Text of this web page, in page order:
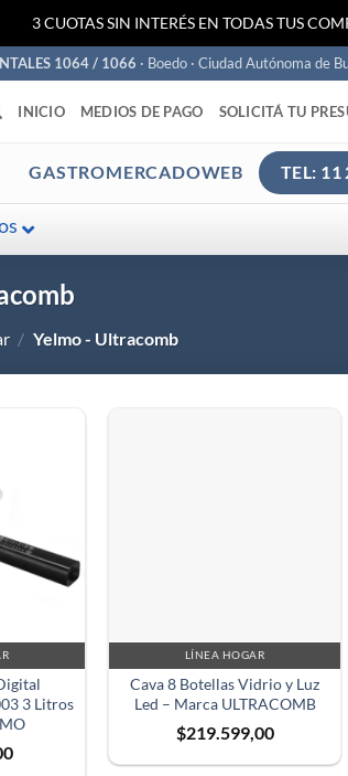
3 CUOTAS SIN INTERÉS EN TODAS TUS
1064 / 1066 · Boedo · Ciudad Autónoma de
INICIO MEDIOS DE PAGO SOLICITÁ TU
GASTROMERCADOWEB TEL:
/ Yelmo - Ultracomb
3 Litros
LÍNEA HOGAR
Cava 8 Botellas Vidrio y Luz
Led – Marca ULTRACOMB
$219.599,00